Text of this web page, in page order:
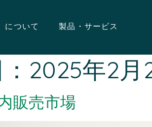
について 製品・サービス
2025年2月
販売市場